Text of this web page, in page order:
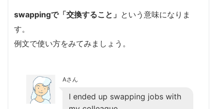
swappingで「交換すること」 という意味になりま
す。
例文で使い方をみてみましょう。
Aさん
I ended up swapping jobs with